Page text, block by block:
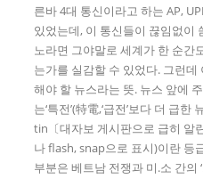
른바 4대 통신이라고 하는 AP,
있었는데, 이 통신들이 끊임없이
노라면 그야말로 세계가 한 순간
는가를 실감할 수 있었다. 그런데
해야 할 뉴스라는 뜻. 뉴스 앞에
는‘특전’(特電,‘급전’보다 더 급
tin〔대자보 게시판으로 급히 알
나 flash, snap으로 표시)이란 등
부분은 베트남 전쟁과 미.소 간의